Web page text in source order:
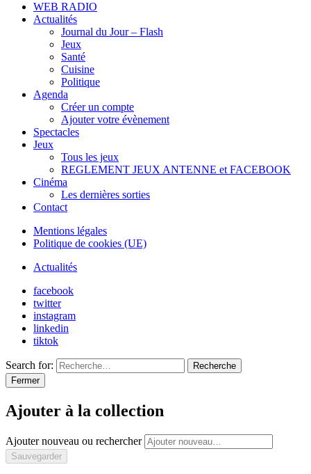
WEB RADIO
Actualités
Journal du Jour – Flash
Jeux
Santé
Cuisine
Politique
Agenda
Créer un compte
Ajouter votre évènement
Spectacles
Jeux
Tous les jeux
REGLEMENT JEUX ANTENNE et FACEBOOK
Cinéma
Les dernières sorties
Contact
Mentions légales
Politique de cookies (UE)
Actualités
facebook
twitter
instagram
linkedin
tiktok
Search for:
Recherche
Fermer
Ajouter à la collection
Ajouter nouveau ou rechercher